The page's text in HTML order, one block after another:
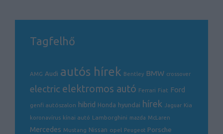
Tagfelhő
AMG Audi autós hírek Bentley BMW crossover
electric elektromos autó Ferrari Fiat Ford
genfi autószalon hibrid Honda hyundai hírek Jaguar Kia
koronavírus kínai autó Lamborghini mazda McLaren
Mercedes Mustang Nissan opel Peugeot Porsche